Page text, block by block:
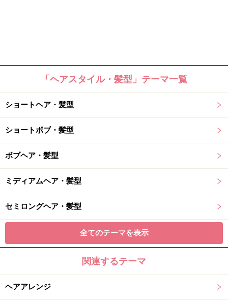
「ヘアスタイル・髪型」テーマ一覧
ショートヘア・髪型
ショートボブ・髪型
ボブヘア・髪型
ミディアムヘア・髪型
セミロングヘア・髪型
全てのテーマを表示
関連するテーマ
ヘアアレンジ